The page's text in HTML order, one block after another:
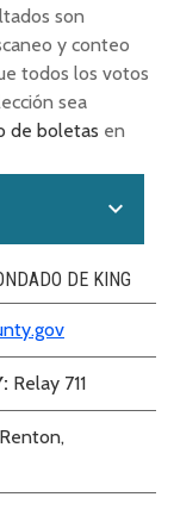
son
y conteo
todos los votos
sea
de boletas en
expand_more
DE KING
Relay 711